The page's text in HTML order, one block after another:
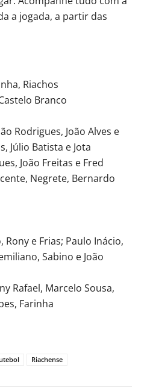
a jogada, a partir das
Riachos
Branco
Rodrigues, João Alves e
Júlio Batista e Jota
João Freitas e Fred
Negrete, Bernardo
e Frias; Paulo Inácio,
Sabino e João
Rafael, Marcelo Sousa,
Farinha
Riachense